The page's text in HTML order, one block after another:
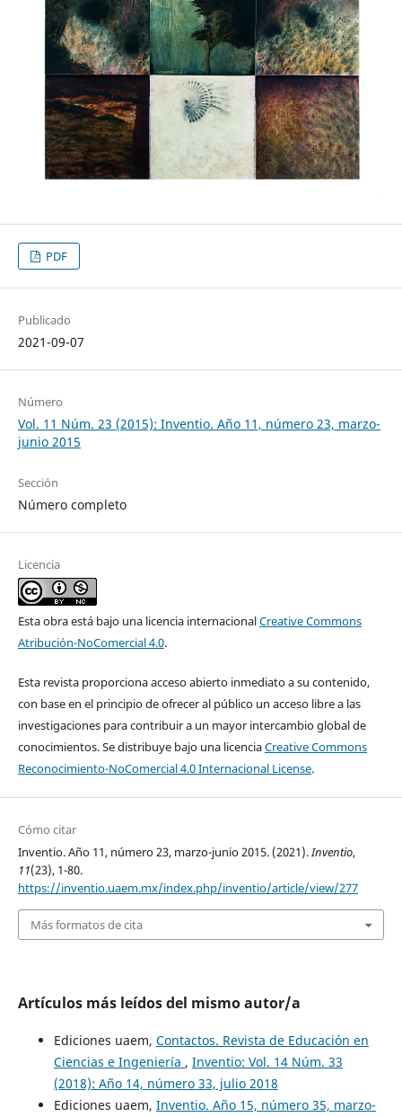
PDF
Publicado
2021-09-07
Número
Vol. 11 Núm. 23 (2015): Inventio. Año 11, número 23, marzo-
junio 2015
Sección
Número completo
Licencia
Esta obra está bajo una licencia internacionalCreative Commons
Atribución-NoComercial 4.0.
Esta revista proporciona acceso abierto inmediato a su contenido,
con base en el principio de ofrecer al público un acceso libre a las
investigaciones para contribuir a un mayor intercambio global de
conocimientos. Se distribuye bajo una licenciaCreative Commons
Reconocimiento-NoComercial 4.0 Internacional License.
Cómo citar
Inventio. Año 11, número 23, marzo-junio 2015. (2021).Inventio,
11(23), 1-80.
https://inventio.uaem.mx/index.php/inventio/article/view/277
Más formatos de cita
Artículos más leídos del mismo autor/a
Ediciones uaem, Contactos. Revista de Educación en
Ciencias e Ingeniería , Inventio: Vol. 14 Núm. 33
(2018): Año 14, número 33, julio 2018
Ediciones uaem, Inventio. Año 15, número 35, marzo-